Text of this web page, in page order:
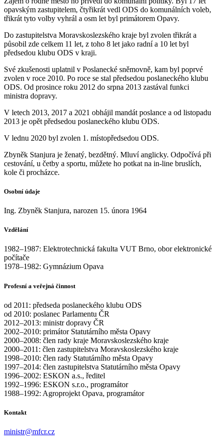
opavským zastupitelem, čtyřikrát vedl ODS do komunálních voleb,
třikrát tyto volby vyhrál a osm let byl primátorem Opavy.
Do zastupitelstva Moravskoslezského kraje byl zvolen třikrát a
působil zde celkem 11 let, z toho 8 let jako radní a 10 let byl
předsedou klubu ODS v kraji.
Své zkušenosti uplatnil v Poslanecké sněmovně, kam byl poprvé
zvolen v roce 2010. Po roce se stal předsedou poslaneckého klubu
ODS. Od prosince roku 2012 do srpna 2013 zastával funkci
ministra dopravy.
V letech 2013, 2017 a 2021 obhájil mandát poslance a od listopadu
2013 je opět předsedou poslaneckého klubu ODS.
V lednu 2020 byl zvolen 1. místopředsedou ODS.
Zbyněk Stanjura je ženatý, bezdětný. Mluví anglicky. Odpočívá při
cestování, u četby a sportu, můžete ho potkat na in-line bruslích,
kole či procházce.
Osobní údaje
Ing. Zbyněk Stanjura, narozen 15. února 1964
Vzdělání
1982–1987: Elektrotechnická fakulta VUT Brno, obor elektronické
počítače
1978–1982: Gymnázium Opava
Profesní a veřejná činnost
od 2011: předseda poslaneckého klubu ODS
od 2010: poslanec Parlamentu ČR
2012–2013: ministr dopravy ČR
2002–2010: primátor Statutárního města Opavy
2000–2008: člen rady kraje Moravskoslezského kraje
2000–2011: člen zastupitelstva Moravskoslezského kraje
1998–2010: člen rady Statutárního města Opavy
1997–2014: člen zastupitelstva Statutárního města Opavy
1996–2002: ESKON a.s., ředitel
1992–1996: ESKON s.r.o., programátor
1988–1992: Agroprojekt Opava, programátor
Kontakt
ministr@mfcr.cz